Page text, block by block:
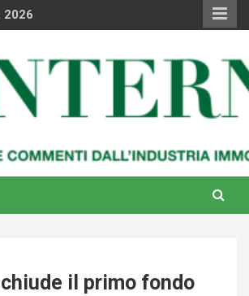
2026
chiude il primo fondo